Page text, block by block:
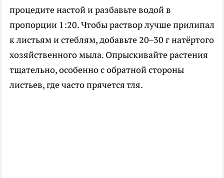
процедите настой и разбавьте водой в
пропорции 1:20. Чтобы раствор лучше прилипал
к листьям и стеблям, добавьте 20–30 г натёртого
хозяйственного мыла. Опрыскивайте растения
тщательно, особенно с обратной стороны
листьев, где часто прячется тля.